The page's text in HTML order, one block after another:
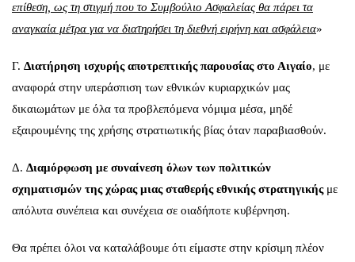
επίθεση, ως τη στιγμή που το Συμβούλιο Ασφαλείας θα πάρει τα
αναγκαία μέτρα για να διατηρήσει τη διεθνή ειρήνη και ασφάλεια»
Γ. Διατήρηση ισχυρής αποτρεπτικής παρουσίας στο Αιγαίο, με
αναφορά στην υπεράσπιση των εθνικών κυριαρχικών μας
δικαιωμάτων με όλα τα προβλεπόμενα νόμιμα μέσα, μηδέ
εξαιρουμένης της χρήσης στρατιωτικής βίας όταν παραβιασθούν.
Δ. Διαμόρφωση με συναίνεση όλων των πολιτικών
σχηματισμών της χώρας μιας σταθερής εθνικής στρατηγικής με
απόλυτα συνέπεια και συνέχεια σε οιαδήποτε κυβέρνηση.
Θα πρέπει όλοι να καταλάβουμε ότι είμαστε στην κρίσιμη πλέον